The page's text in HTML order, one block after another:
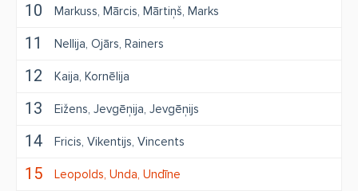
10 Markuss Mārcis Mārtiņš Marks
11 Nellija Ojārs Rainers
12 Kaija Kornēlija
13 Eižens Jevgēņija Jevgēņijs
14 Fricis Vikentijs Vincents
15 Leopolds Unda Undīne